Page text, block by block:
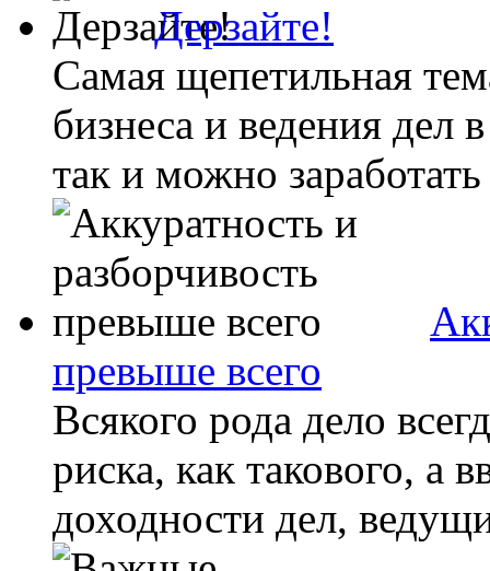
Дерзайте!
Самая щепетильная
бизнеса и ведения дел
так и можно
превыше всего
Всякого рода дело
риска, как такового, а
доходности дел,